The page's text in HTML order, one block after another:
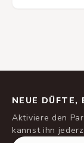
NEUE DÜFTE,
Aktiviere den
kannst ihn